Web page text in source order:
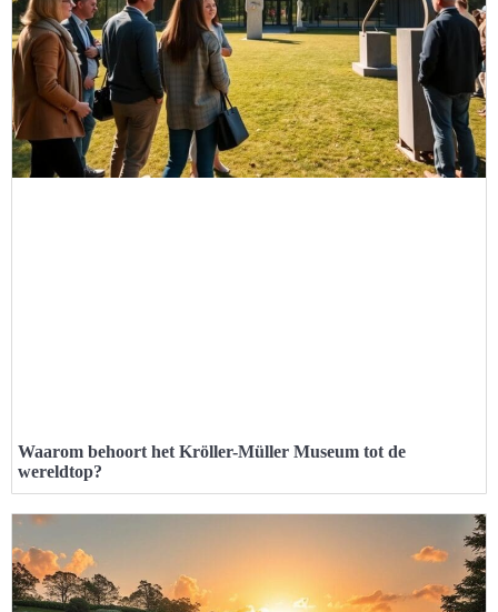
Waarom behoort het Kröller-Müller Museum tot de
wereldtop?